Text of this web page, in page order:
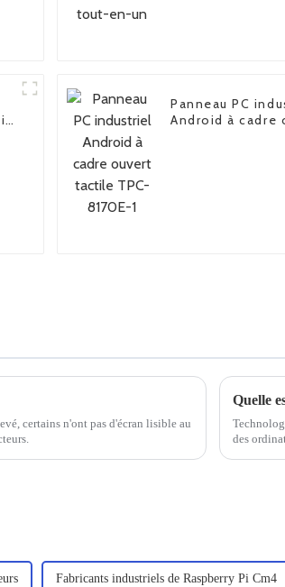
Panneau PC
Android à cadre
certains n'ont pas d'écran lisible au
des
Fabricants industriels de Raspberry Pi Cm4